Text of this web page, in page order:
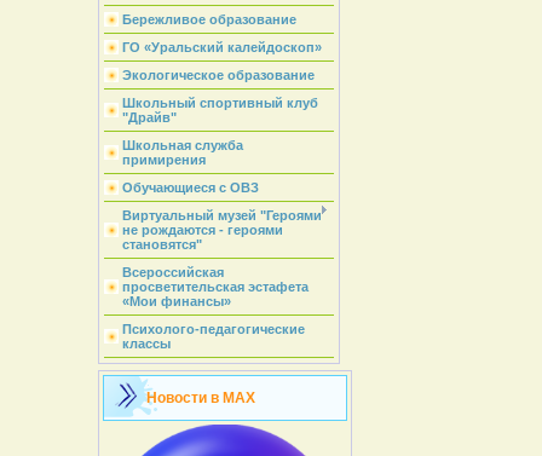
Бережливое образование
ГО «Уральский калейдоскоп»
Экологическое образование
Школьный спортивный клуб
"Драйв"
Школьная служба
примирения
Обучающиеся с ОВЗ
Виртуальный музей "Героями
не рождаются - героями
становятся"
Всероссийская
просветительская эстафета
«Мои финансы»
Психолого-педагогические
классы
Новости в MAX